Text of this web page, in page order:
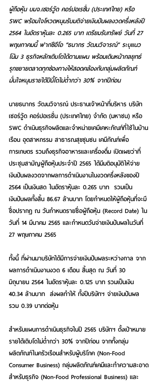
ผู้ถือหุ้น บมจ.เชอร์วู้ด คอร์ปอเรชั่น (ประเทศไทย) หรือ
SWC พร้อมใจโหวตหนุนรับมติจ่ายเงินปันผลงวดครึ่งหลังปี
2564 ในอัตราหุ้นละ 0.265 บาท เตรียมรับทรัพย์ วันที่ 27
พฤษภาคมนี้ ฟากซีอีโอ “ธนากร วัฒนวิจารณ์” ระบุแนว
โน้ม 3 ธุรกิจหลักเติบโตได้ตามแผน พร้อมเดินหน้ากลยุทธ์
รุกขยายตลาดทุกช่องทางให้สอดคล้องกับกลุ่มผลิตภัณฑ์
มั่นใจหนุนรายได้ปีนี้โตไม่ต่ำกว่า 30% จากปีก่อน
นายธนากร วัฒนวิจารณ์ ประธานเจ้าหน้าที่บริหาร บริษัท
เชอร์วู้ด คอร์ปอเรชั่น (ประเทศไทย) จำกัด (มหาชน) หรือ
SWC ดำเนินธุรกิจผลิตและจำหน่ายเคมีเคหะภัณฑ์ที่ใช้ในบ้าน
เรือน อุตสาหกรรม สาธารณสุขชุมชน เคมีภัณฑ์เพื่อ
การเกษตร รวมถึงธุรกิจอาหารและเครื่องดื่ม เปิดเผยว่าที่
ประชุมสามัญผู้ถือหุ้นประจำปี 2565 ได้มีมติอนุมัติให้จ่าย
เงินปันผลงวดจากผลการดำเนินงานในงวดครึ่งหลังของปี
2564 เป็นเงินสด ในอัตราหุ้นละ 0.265 บาท  รวมเป็น
เงินปันผลทั้งสิ้น 86.67 ล้านบาท โดยกำหนดให้ผู้ถือหุ้นที่จะมี
ชื่อปรากฎ ณ วันกำหนดรายชื่อผู้ถือหุ้น (Record Date) ใน
วันที่ 14 มีนาคม 2565 และกำหนดวันจ่ายเงินปันผลในวันที่
27 พฤษภาคม 2565
ทั้งนี้ ที่ผ่านมาบริษัทได้มีการจ่ายเงินปันผลระหว่างกาล จาก
ผลการดำเนินงานงวด 6 เดือน สิ้นสุด ณ วันที่ 30
มิถุนายน 2564 ในอัตราหุ้นละ 0.125 บาท รวมเป็นเงิน
40.34 ล้านบาท  ส่งผลทำให้ ทั้งปีบริษัทฯ จ่ายเงินปันผล
รวม 0.39 บาทต่อหุ้น
สำหรับแผนการดำเนินธุรกิจในปี 2565 บริษัทฯ ตั้งเป้าหมาย
รายได้เติบโตไม่ต่ำกว่า 30% จากปีก่อน จากทั้งกลุ่ม
ผลิตภัณฑ์ในครัวเรือนสำหรับผู้บริโภค (Non-Food
Consumer Business) กลุ่มผลิตภัณฑ์เคมีและทำความสะอาด
สำหรับธุรกิจ (Non-Food Professional Business) และ